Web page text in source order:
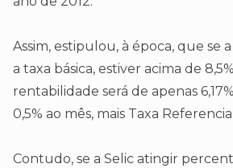
Assim, estipulou, à época, que se
a taxa básica, estiver acima de
rentabilidade será de apenas
0,5% ao mês, mais Taxa
Contudo, se a Selic atingir